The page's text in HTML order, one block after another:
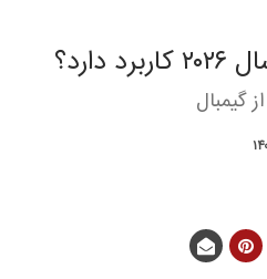
گیمبال